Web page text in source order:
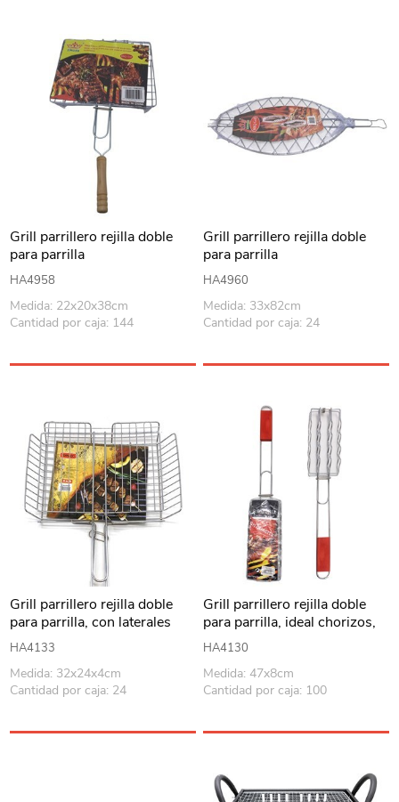
Grill parrillero rejilla doble
para parrilla
HA4958
Medida: 22x20x38cm
Cantidad por caja: 144
Grill parrillero rejilla doble
para parrilla
HA4960
Medida: 33x82cm
Cantidad por caja: 24
Grill parrillero rejilla doble
para parrilla, con laterales
HA4133
Medida: 32x24x4cm
Cantidad por caja: 24
Grill parrillero rejilla doble
para parrilla, ideal chorizos,
choclos, etc
HA4130
Medida: 47x8cm
Cantidad por caja: 100